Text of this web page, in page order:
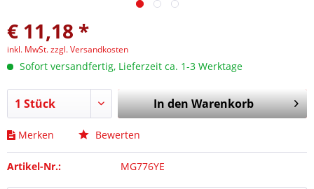
€ 11,18 *
inkl. MwSt.zzgl. Versandkosten
Sofort versandfertig, Lieferzeit ca. 1-3 Werktage
In denWarenkorb
Merken Bewerten
Artikel-Nr.: MG776YE